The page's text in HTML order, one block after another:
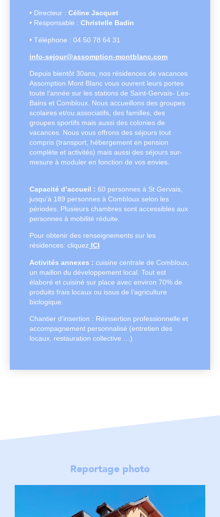
• Directeur : Céline Jacquet
• Responsable : Christelle Badin
• Téléphone : 04 50 78 64 31
info-sejour@assomption-montblanc.com
Depuis bientôt 30ans, nos résidences de vacances
Assomption Mont Blanc vous ouvrent leurs portes
toute l’année sur les stations de Saint-Gervais- Les-
Bains et Combloux. Nous accueillons des groupes
scolaires et/ou associatifs, des familles, des
groupes sportifs mais aussi des colonies de
vacances. Nous vous offrons des séjours tout
compris (transport, hébergement en pension
complète et activités) mais aussi des séjours sur-
mesure à moduler en fonction de vos envies.
Capacité d’accueil : 60 personnes à St Gervais,
jusqu’à 189 personnes à Combloux selon les
périodes. Plusieurs chambres sont accessibles aux
personnes à mobilité réduite.
Pour obtenir des renseignements sur les
résidences: cliquez ICI
Activités annexes : cuisine centrale de Combloux,
un maillon du développement local. Tout est
élaboré et cuisiné sur place avec environ 70% de
produits frais locaux ou issus de l’agriculture
biologique.
Chantier d’insertion : Réinsertion professionnelle et
accompagnement personnalisé (entretien des
locaux, restauration collective …)
Reportage photo